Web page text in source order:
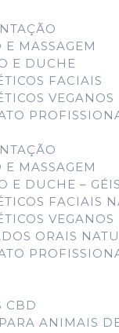
MASSAGEM
E DUCHE
FACIAIS
VEGANOS
MASSAGEM
E DUCHE –
FACIAIS
VEGANOS
ORAIS
CBD
ANIMAIS